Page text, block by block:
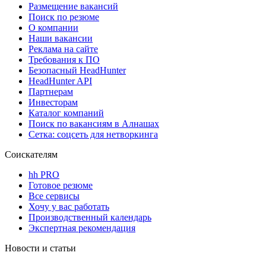
Размещение вакансий
Поиск по резюме
О компании
Наши вакансии
Реклама на сайте
Требования к ПО
Безопасный HeadHunter
HeadHunter API
Партнерам
Инвесторам
Каталог компаний
Поиск по вакансиям в Алнашах
Сетка: соцсеть для нетворкинга
Соискателям
hh PRO
Готовое резюме
Все сервисы
Хочу у вас работать
Производственный календарь
Экспертная рекомендация
Новости и статьи